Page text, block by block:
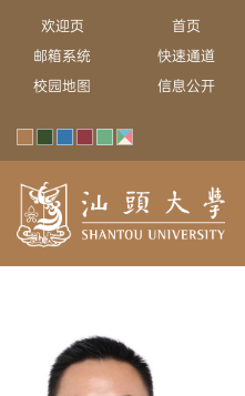
欢迎页 首页
邮箱系统
快速通道
校园地图
信息公开